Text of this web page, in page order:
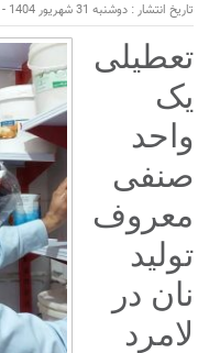
تاریخ انتشار : دوشنبه 31 شهریور 1404 - 23:47
تعطیلی
یک
واحد
صنفی
معروف
تولید
نان در
لامرد